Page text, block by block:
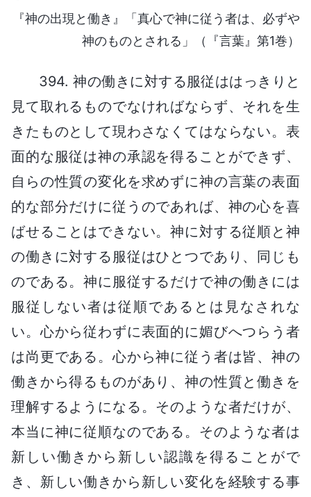
『神の出現と働き』「真心で神に従う者は、必ずや
神のものとされる」（『言葉』第1巻）
394. 神の働きに対する服従ははっきりと
見て取れるものでなければならず、それを生
きたものとして現わさなくてはならない。表
面的な服従は神の承認を得ることができず、
自らの性質の変化を求めずに神の言葉の表面
的な部分だけに従うのであれば、神の心を喜
ばせることはできない。神に対する従順と神
の働きに対する服従はひとつであり、同じも
のである。神に服従するだけで神の働きには
服従しない者は従順であるとは見なされな
い。心から従わずに表面的に媚びへつらう者
は尚更である。心から神に従う者は皆、神の
働きから得るものがあり、神の性質と働きを
理解するようになる。そのような者だけが、
本当に神に従順なのである。そのような者は
新しい働きから新しい認識を得ることがで
き、新しい働きから新しい変化を経験する事